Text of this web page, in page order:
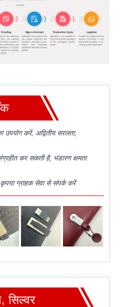
करें, अद्वितीय सरलता;
कर सकती है, भंडारण क्षमता
ग्राहक सेवा से संपर्क करें
सिल्वर